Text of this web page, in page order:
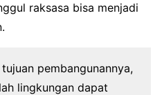
raksasa bisa menjadi
pembangunannya,
lingkungan dapat